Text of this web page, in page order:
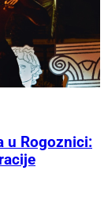
u Rogoznici: